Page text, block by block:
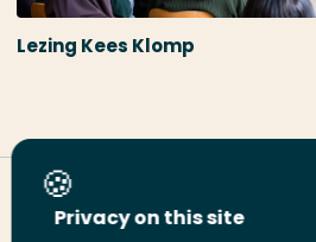
Lezing Kees Klomp
Deel deze pagina
Privacy on this site